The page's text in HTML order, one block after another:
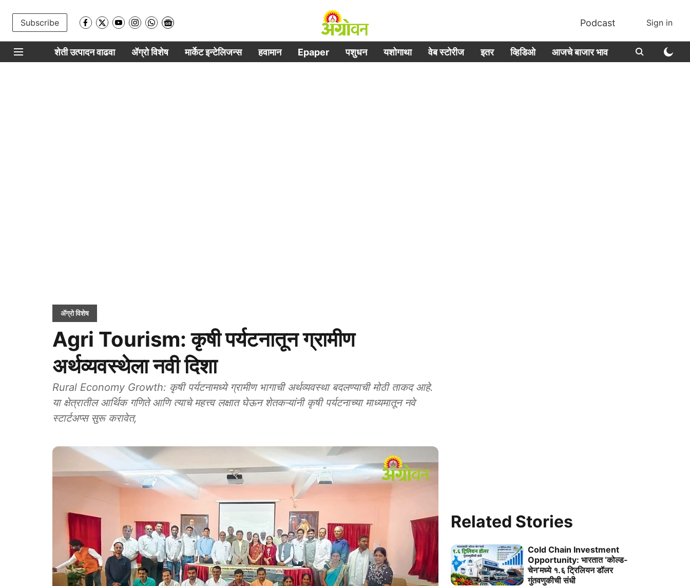
Subscribe Podcast Sign in
शेती उत्पादन वाढवा ॲग्रो विशेष मार्केट इन्टेलिजन्स हवामान Epaper पशुधन यशोगाथा वेब स्टोरीज इतर व्हिडिओ आजचे बाजार भाव
ॲग्रो विशेष
Agri Tourism: कृषी पर्यटनातून ग्रामीण
अर्थव्यवस्थेला नवी दिशा
Rural Economy Growth: कृषी पर्यटनामध्ये ग्रामीण भागाची अर्थव्यवस्था बदलण्याची मोठी ताकद आहे.
या क्षेत्रातील आर्थिक गणिते आणि त्याचे महत्त्व लक्षात घेऊन शेतकऱ्यांनी कृषी पर्यटनाच्या माध्यमातून नवे
स्टार्टअप्स सुरू करावेत,
Related Stories
Cold Chain Investment
Opportunity: भारतात ‘कोल्ड-
चेन’मध्ये १.६ ट्रिलियन डॉलर
गुंतवणुकीची संधी